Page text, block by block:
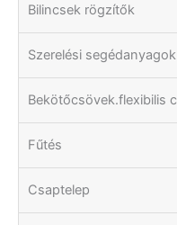
Bilincsek rögzítők
Szerelési segédanyagok
Bekötőcsövek.flexibilis
Fűtés
Csaptelep